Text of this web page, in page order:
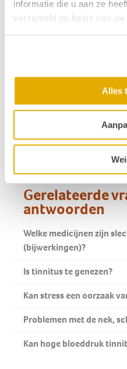
informatie die u aan ze
verzameld op basis van
Alles
Ja, ik help mee en
Veelgestelde vragen
Gerelateerde
antwoorden
Welke medicijnen zijn
(bijwerkingen)?
Is tinnitus te genezen?
Kan stress een oorzaak
Problemen met de nek,
Kan hoge bloeddruk